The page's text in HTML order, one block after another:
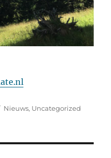
Categorieën
Nieuws, Uncategorized